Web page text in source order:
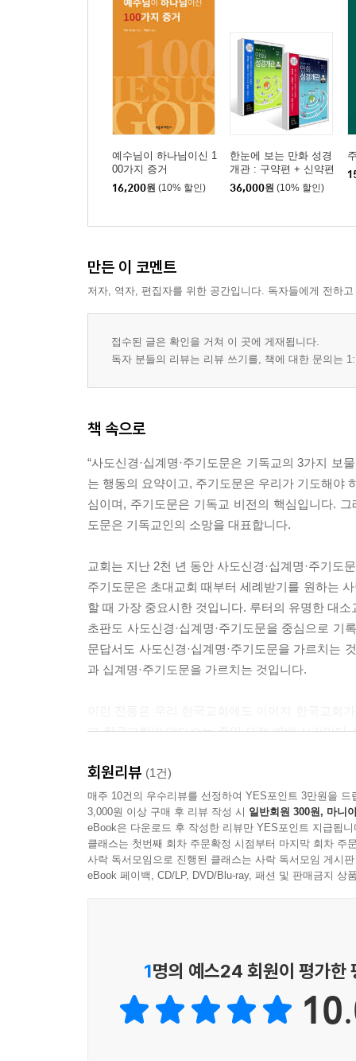
거룩한 공회와 성도가 서로 교통하는 것과
11장 죄의 용서
죄를 사하여 주시는 것과
12장 몸의 부활
몸이 다시 사는 것과
13장 영원한 삶
영원히 사는 것을 믿사옵나이다
참고문헌
예수님이 하나님이신 1
00가지 증거
16,200원 (10% 할인)
한눈에 보는 만화 성경
개관 : 구약편 + 신약편
세트
36,000원 (10% 할인)
만든 이 코멘트
저자, 역자, 편집자를 위한 공간입니다. 독자들에게 전하
접수된 글은 확인을 거쳐 이 곳에 게재됩니다.
독자 분들의 리뷰는 리뷰 쓰기를, 책에 대한 문의는
책 속으로
“사도신경·십계명·주기도문은 기독교의 3가지
는 행동의 요약이고, 주기도문은 우리가 기도해야
심이며, 주기도문은 기독교 비전의 핵심입니다.
도문은 기독교인의 소망을 대표합니다.
교회는 지난 2천 년 동안 사도신경·십계명·주기도
주기도문은 초대교회 때부터 세례받기를 원하는
할 때 가장 중요시한 것입니다. 루터의 유명한 대
초판도 사도신경·십계명·주기도문을 중심으로
문답서도 사도신경·십계명·주기도문을 가르치는
과 십계명·주기도문을 가르치는 것입니다.
고 한국교회의 대다수는 주일 오전 예배 시간마다
미를 잘 모른 채 습관적으로 예배에 사용하는 안
물인 사도신경·십계명·주기도문을 잘 사용해 우
대 보물을 잘 가르치고 전수해야 할 책임이 있습니
--- 「프롤로그」 중에서
사도신경은 기독교의 입문단계에서 공부해야 하
기초가 튼튼해야 합니다. 사도신경은 기독교인으
회원리뷰 (1건)
매주 10건의 우수리뷰를 선정하여 YES포인트 3만원을 드
3,000원 이상 구매 후 리뷰 작성 시 일반회원 300원, 마니
eBook은 다운로드 후 작성한 리뷰만 YES포인트 지급됩니
클래스는 첫번째 회차 주문확정 시점부터 마지막 회차 주
사락 독서모임으로 진행된 클래스는 사락 독서모임 게시
eBook 페이백, CD/LP, DVD/Blu-ray, 패션 및 판매금지 상
1명의 예스24 회원이 평가한